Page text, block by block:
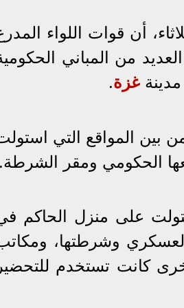
أن قوات اللواء
من المباني
غزة.
بين المواقع التي
الحكومي ومقر الشرطة.
على منزل الحاكم
وشرطتها،
كانت تستخدم للتحضير